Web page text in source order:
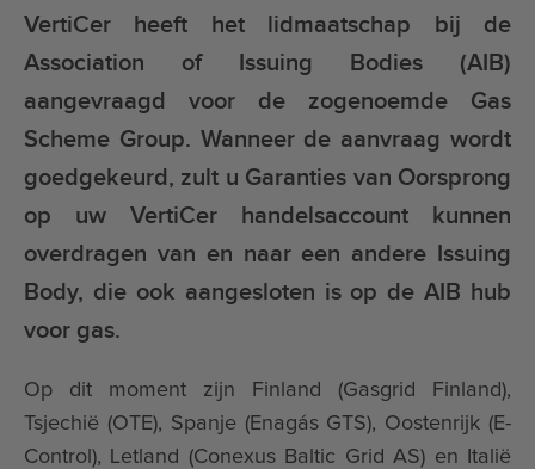
VertiCer heeft het lidmaatschap bij de
Association of Issuing Bodies (AIB)
aangevraagd voor de zogenoemde Gas
Scheme Group. Wanneer de aanvraag wordt
goedgekeurd, zult u Garanties van Oorsprong
op uw VertiCer handelsaccount kunnen
overdragen van en naar een andere Issuing
Body, die ook aangesloten is op de AIB hub
voor gas.
Op dit moment zijn Finland (Gasgrid Finland),
Tsjechië (OTE), Spanje (Enagás GTS), Oostenrijk (E-
Control), Letland (Conexus Baltic Grid AS) en Italië